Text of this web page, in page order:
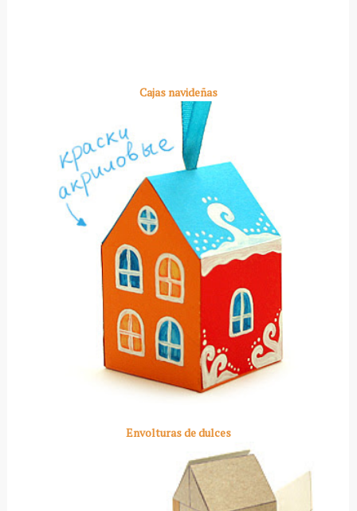
Cajas navideñas
Envolturas de dulces